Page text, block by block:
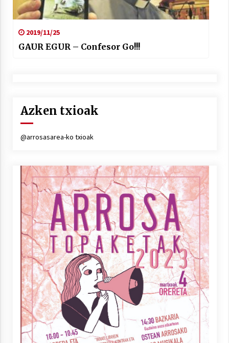
2019/11/25
GAUR EGUR – Confesor Go!!!
Azken txioak
@arrosasarea-ko txioak